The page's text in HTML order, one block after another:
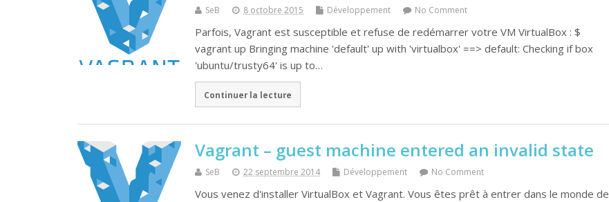
SeB 8 octobre 2015 Développement No Comment
Parfois, Vagrant est susceptible et refuse de redémarrer votre VM VirtualBox : $
vagrant up Bringing machine 'default' up with 'virtualbox' ==> default: Checking if box
'ubuntu/trusty64' is up to…
Continuer la lecture
Vagrant – guest machine entered an invalid state
SeB 22 septembre 2014 Développement No Comment
Vous venez d'installer VirtualBox et Vagrant. Vous êtes prêt à entrer dans le monde de